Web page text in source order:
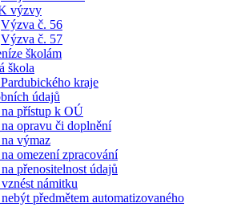
výzvy
Výzva č. 56
Výzva č. 57
školám
škola
kraje
údajů
přístup k OÚ
opravu či doplnění
výmaz
omezení zpracování
přenositelnost údajů
námitku
předmětem automatizovaného